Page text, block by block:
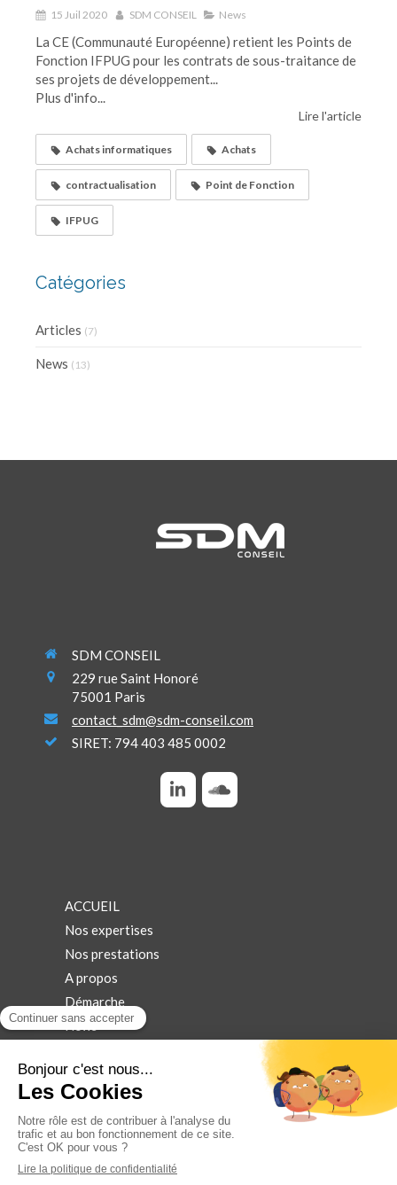
15 Juil 2020 SDM CONSEIL News
La CE (Communauté Européenne) retient les Points de
Fonction IFPUG pour les contrats de sous-traitance de
ses projets de développement...
Plus d'info...
Lire l'article
Achats informatiques Achats
contractualisation Point de Fonction
IFPUG
Catégories
Articles (7)
News (13)
SDM CONSEIL
229 rue Saint Honoré
75001 Paris
contact_sdm@sdm-conseil.com
SIRET: 794 403 485 0002
ACCUEIL
Nos expertises
Nos prestations
A propos
Démarche
News
Bilans
Nous contacter